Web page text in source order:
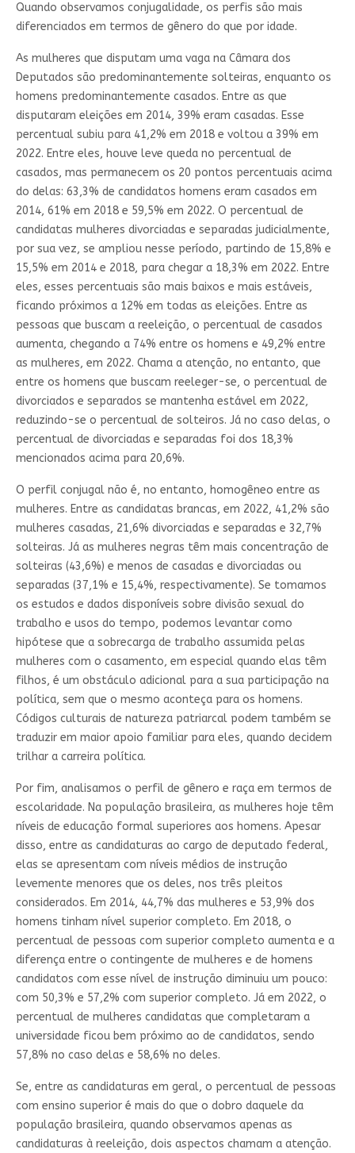
Quando observamos conjugalidade, os perfis são mais
diferenciados em termos de gênero do que por idade.
As mulheres que disputam uma vaga na Câmara dos
Deputados são predominantemente solteiras, enquanto os
homens predominantemente casados. Entre as que
disputaram eleições em 2014, 39% eram casadas. Esse
percentual subiu para 41,2% em 2018 e voltou a 39% em
2022. Entre eles, houve leve queda no percentual de
casados, mas permanecem os 20 pontos percentuais acima
do delas: 63,3% de candidatos homens eram casados em
2014, 61% em 2018 e 59,5% em 2022. O percentual de
candidatas mulheres divorciadas e separadas judicialmente,
por sua vez, se ampliou nesse período, partindo de 15,8% e
15,5% em 2014 e 2018, para chegar a 18,3% em 2022. Entre
eles, esses percentuais são mais baixos e mais estáveis,
ficando próximos a 12% em todas as eleições. Entre as
pessoas que buscam a reeleição, o percentual de casados
aumenta, chegando a 74% entre os homens e 49,2% entre
as mulheres, em 2022. Chama a atenção, no entanto, que
entre os homens que buscam reeleger-se, o percentual de
divorciados e separados se mantenha estável em 2022,
reduzindo-se o percentual de solteiros. Já no caso delas, o
percentual de divorciadas e separadas foi dos 18,3%
mencionados acima para 20,6%.
O perfil conjugal não é, no entanto, homogêneo entre as
mulheres. Entre as candidatas brancas, em 2022, 41,2% são
mulheres casadas, 21,6% divorciadas e separadas e 32,7%
solteiras. Já as mulheres negras têm mais concentração de
solteiras (43,6%) e menos de casadas e divorciadas ou
separadas (37,1% e 15,4%, respectivamente). Se tomamos
os estudos e dados disponíveis sobre divisão sexual do
trabalho e usos do tempo, podemos levantar como
hipótese que a sobrecarga de trabalho assumida pelas
mulheres com o casamento, em especial quando elas têm
filhos, é um obstáculo adicional para a sua participação na
política, sem que o mesmo aconteça para os homens.
Códigos culturais de natureza patriarcal podem também se
traduzir em maior apoio familiar para eles, quando decidem
trilhar a carreira política.
Por fim, analisamos o perfil de gênero e raça em termos de
escolaridade. Na população brasileira, as mulheres hoje têm
níveis de educação formal superiores aos homens. Apesar
disso, entre as candidaturas ao cargo de deputado federal,
elas se apresentam com níveis médios de instrução
levemente menores que os deles, nos três pleitos
considerados. Em 2014, 44,7% das mulheres e 53,9% dos
homens tinham nível superior completo. Em 2018, o
percentual de pessoas com superior completo aumenta e a
diferença entre o contingente de mulheres e de homens
candidatos com esse nível de instrução diminuiu um pouco:
com 50,3% e 57,2% com superior completo. Já em 2022, o
percentual de mulheres candidatas que completaram a
universidade ficou bem próximo ao de candidatos, sendo
57,8% no caso delas e 58,6% no deles.
Se, entre as candidaturas em geral, o percentual de pessoas
com ensino superior é mais do que o dobro daquele da
população brasileira, quando observamos apenas as
candidaturas à reeleição, dois aspectos chamam a atenção.